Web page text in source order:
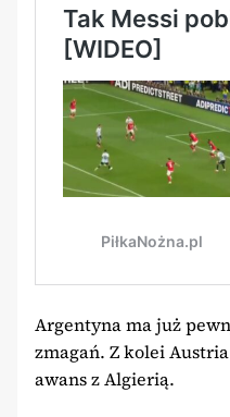
Argentyna ma już
zmagań. Z kolei
awans z Algierią.